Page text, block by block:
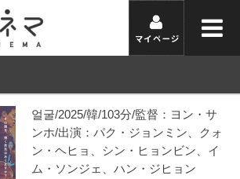
얼굴/2025/韓/103分/監督：ヨン・サ
ンホ/出演：パク・ジョンミン、クォ
ン・ヘヒョ、シン・ヒョンビン、イ
ム・ソンジェ、ハン・ジヒョン